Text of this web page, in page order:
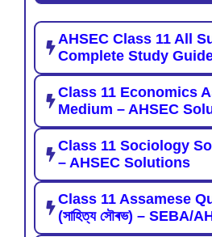
AHSEC Class 11 All
Complete Study
Class 11 Economics
Medium – AHSEC
Class 11 Sociology
– AHSEC Solutions
Class 11 Assamese
(সাহিত্য সৌৰভ) – SEBA/